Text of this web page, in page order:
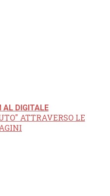
AL DIGITALE
ATTRAVERSO LE